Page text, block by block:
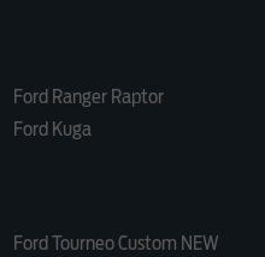
Ford Ranger Raptor
Ford Kuga
Ford Tourneo Custom NEW